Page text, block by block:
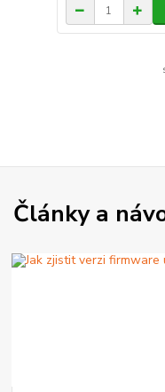
Články a